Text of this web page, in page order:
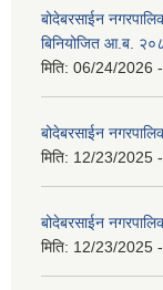
बोदेबरसाईन
बिनियोजित आ.ब.
मिति: 06/24/2026
बोदेबरसाईन
मिति: 12/23/2025
बोदेबरसाईन
मिति: 12/23/2025